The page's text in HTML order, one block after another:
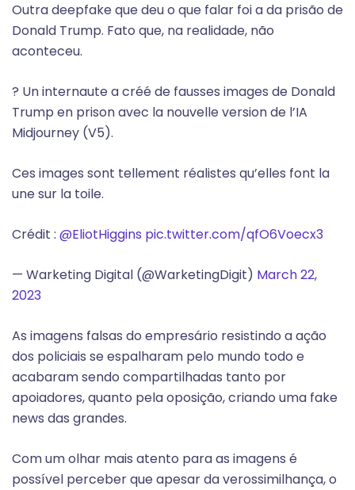
Outra deepfake que deu o que falar foi a da prisão de
Donald Trump. Fato que, na realidade, não
aconteceu.
? Un internaute a créé de fausses images de Donald
Trump en prison avec la nouvelle version de l’IA
Midjourney (V5).
Ces images sont tellement réalistes qu’elles font la
une sur la toile.
Crédit : @EliotHiggins pic.twitter.com/qfO6Voecx3
— Warketing Digital (@WarketingDigit) March 22,
2023
As imagens falsas do empresário resistindo a ação
dos policiais se espalharam pelo mundo todo e
acabaram sendo compartilhadas tanto por
apoiadores, quanto pela oposição, criando uma fake
news das grandes.
Com um olhar mais atento para as imagens é
possível perceber que apesar da verossimilhança, o